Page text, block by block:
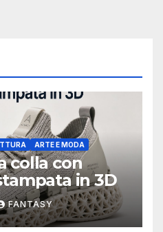
ARTE E MODA
colla con
in 3D
FANTASY